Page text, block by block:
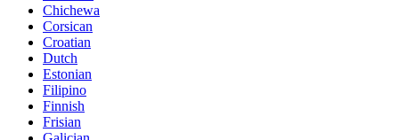
Chichewa
Corsican
Croatian
Dutch
Estonian
Filipino
Finnish
Frisian